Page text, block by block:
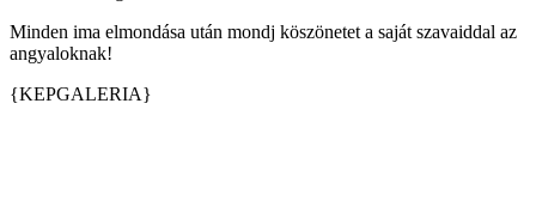
Minden ima elmondása után mondj köszönetet a saját szavaiddal az
angyaloknak!
{KEPGALERIA}